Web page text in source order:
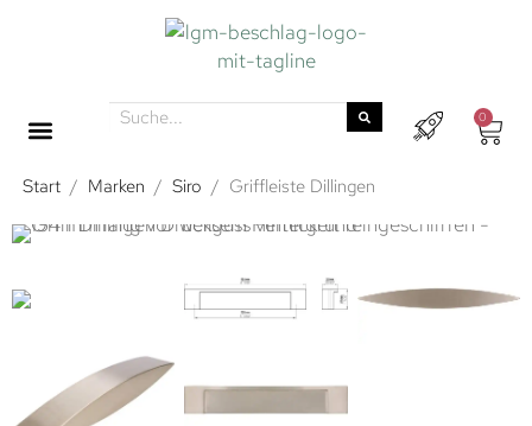
0
Start / Marken / Siro / Griffleiste Dillingen